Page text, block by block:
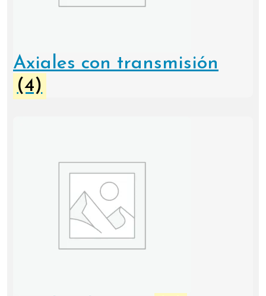
Axiales con transmisión
(4)